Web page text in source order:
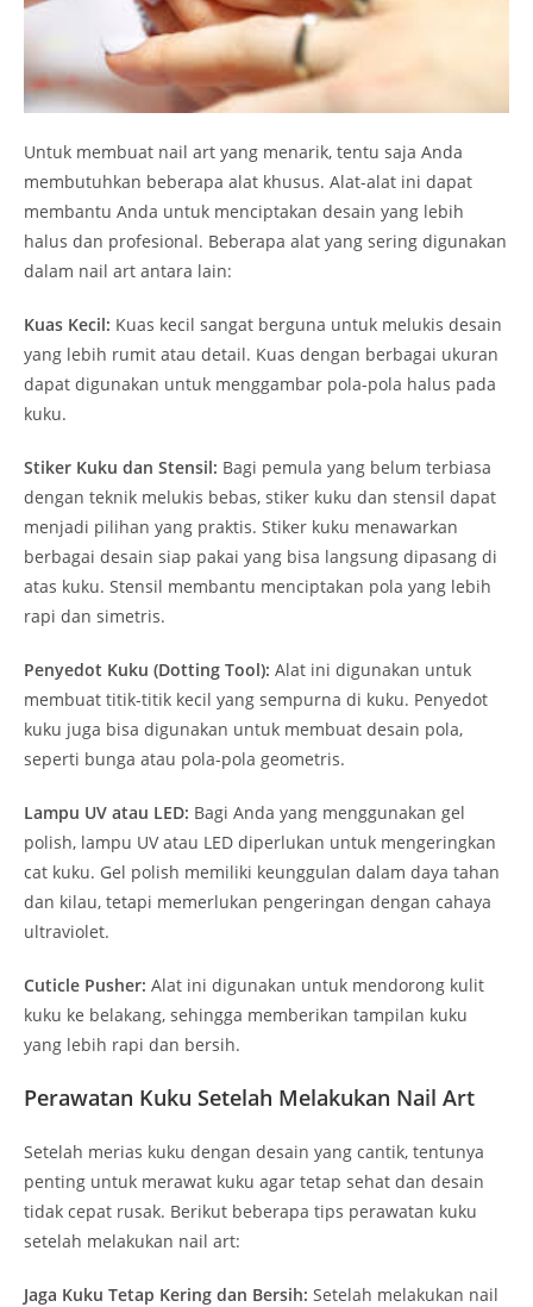
Untuk membuat nail art yang menarik, tentu saja Anda
membutuhkan beberapa alat khusus. Alat-alat ini dapat
membantu Anda untuk menciptakan desain yang lebih
halus dan profesional. Beberapa alat yang sering digunakan
dalam nail art antara lain:
Kuas Kecil: Kuas kecil sangat berguna untuk melukis desain
yang lebih rumit atau detail. Kuas dengan berbagai ukuran
dapat digunakan untuk menggambar pola-pola halus pada
kuku.
Stiker Kuku dan Stensil: Bagi pemula yang belum terbiasa
dengan teknik melukis bebas, stiker kuku dan stensil dapat
menjadi pilihan yang praktis. Stiker kuku menawarkan
berbagai desain siap pakai yang bisa langsung dipasang di
atas kuku. Stensil membantu menciptakan pola yang lebih
rapi dan simetris.
Penyedot Kuku (Dotting Tool): Alat ini digunakan untuk
membuat titik-titik kecil yang sempurna di kuku. Penyedot
kuku juga bisa digunakan untuk membuat desain pola,
seperti bunga atau pola-pola geometris.
Lampu UV atau LED: Bagi Anda yang menggunakan gel
polish, lampu UV atau LED diperlukan untuk mengeringkan
cat kuku. Gel polish memiliki keunggulan dalam daya tahan
dan kilau, tetapi memerlukan pengeringan dengan cahaya
ultraviolet.
Cuticle Pusher: Alat ini digunakan untuk mendorong kulit
kuku ke belakang, sehingga memberikan tampilan kuku
yang lebih rapi dan bersih.
Perawatan Kuku Setelah Melakukan Nail Art
Setelah merias kuku dengan desain yang cantik, tentunya
penting untuk merawat kuku agar tetap sehat dan desain
tidak cepat rusak. Berikut beberapa tips perawatan kuku
setelah melakukan nail art:
Jaga Kuku Tetap Kering dan Bersih: Setelah melakukan nail